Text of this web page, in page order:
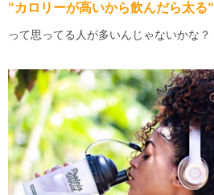
“カロリーが高いから飲んだら太る“
って思ってる人が多いんじゃないかな？